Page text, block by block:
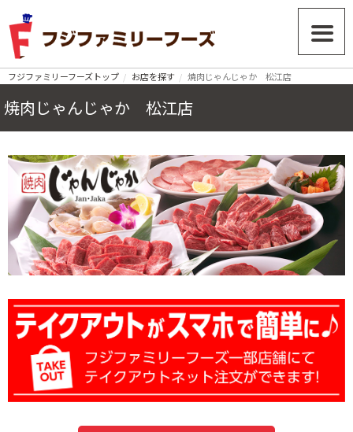
フジファミリーフーズトップ お店を探す 焼肉じゃんじゃか 松江店
焼肉じゃんじゃか 松江店